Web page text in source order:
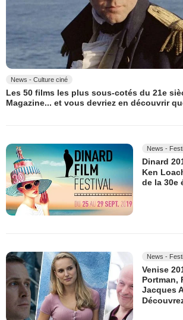
News - Culture ciné
Les 50 films les plus sous-cotés du 21e
Magazine... et vous devriez en découvrir
News -
Dinard
Ken
de la 30e
News -
Venise
Portman,
Jacques